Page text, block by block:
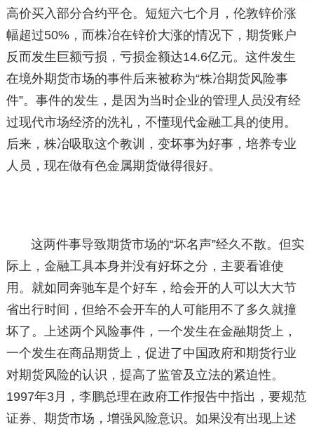
高价买入部分合约平仓。短短六七个月，伦敦锌价涨
幅超过50%，而株冶在锌价大涨的情况下，期货账户
反而发生巨额亏损，亏损金额达14.6亿元。这件发生
在境外期货市场的事件后来被称为“株冶期货风险事
件”。事件的发生，是因为当时企业的管理人员没有经
过现代市场经济的洗礼，不懂现代金融工具的使用。
后来，株冶吸取这个教训，变坏事为好事，培养专业
人员，现在做有色金属期货做得很好。
这两件事导致期货市场的“坏名声”经久不散。但实
际上，金融工具本身并没有好坏之分，主要看谁使
用。就如同奔驰车是个好车，给会开的人可以大大节
省出行时间，但给不会开车的人可能用不了多久就撞
坏了。上述两个风险事件，一个发生在金融期货上，
一个发生在商品期货上，促进了中国政府和期货行业
对期货风险的认识，提高了监管及立法的紧迫性。
1997年3月，李鹏总理在政府工作报告中指出，要规范
证券、期货市场，增强风险意识。如果没有出现上述